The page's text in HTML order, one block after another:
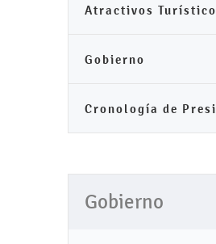
Atractivos
Gobierno
Cronología de
Gobierno